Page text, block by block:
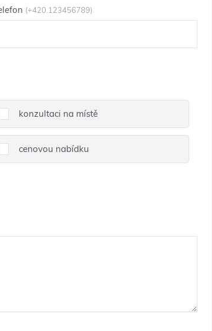
(+420.123456789)
konzultaci na místě
cenovou nabídku